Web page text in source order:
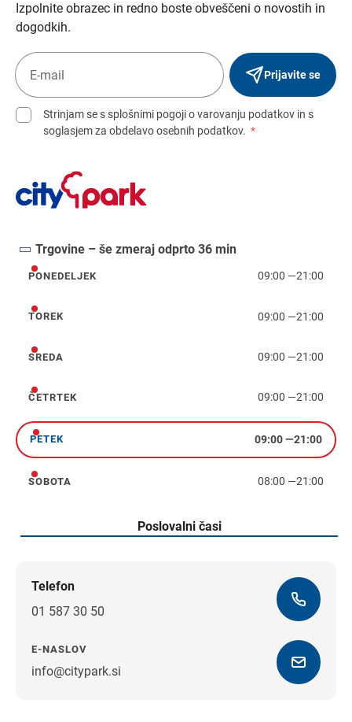
Izpolnite obrazec in redno boste obveščeni o novostih in
dogodkih.
Prijavite se
Strinjam se s splošnimi pogoji o varovanju podatkov in s
soglasjem za obdelavo osebnih podatkov. *
Trgovine – še zmeraj odprto 36 min
ponedeljek
PONEDELJEK 09:00 —21:00
torek
TOREK 09:00 —21:00
sreda
SREDA 09:00 —21:00
četrtek
ČETRTEK 09:00 —21:00
petek
PETEK 09:00—21:00
sobota
SOBOTA 08:00 —21:00
Poslovalni časi
Telefon
01 587 30 50
E-NASLOV
info@citypark.si